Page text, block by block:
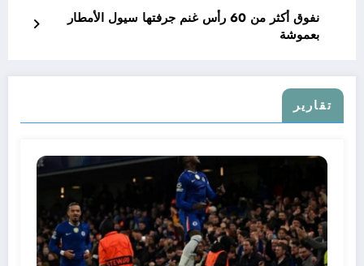
نفوق أكثر من 60 رأس غنم جرفتها سيول الأمطار
بعموشة
تقارير